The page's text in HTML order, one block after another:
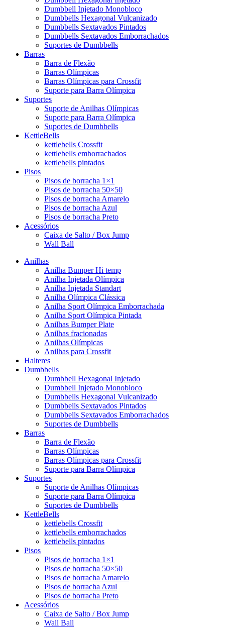
Dumbbell Injetado Monobloco
Dumbbells Hexagonal Vulcanizado
Dumbbells Sextavados Pintados
Dumbbells Sextavados Emborrachados
Suportes de Dumbbells
Barras
Barra de Flexão
Barras Olímpicas
Barras Olímpicas para Crossfit
Suporte para Barra Olímpica
Suportes
Suporte de Anilhas Olímpicas
Suporte para Barra Olímpica
Suportes de Dumbbells
KettleBells
kettlebells Crossfit
kettlebells emborrachados
kettlebells pintados
Pisos
Pisos de borracha 1×1
Pisos de borracha 50×50
Pisos de borracha Amarelo
Pisos de borracha Azul
Pisos de borracha Preto
Acessórios
Caixa de Salto / Box Jump
Wall Ball
Anilhas
Anilha Bumper Hi temp
Anilha Injetada Olímpica
Anilha Injetada Standart
Anilha Olímpica Clássica
Anilha Sport Olímpica Emborrachada
Anilha Sport Olímpica Pintada
Anilhas Bumper Plate
Anilhas fracionadas
Anilhas Olímpicas
Anilhas para Crossfit
Halteres
Dumbbells
Dumbbell Hexagonal Injetado
Dumbbell Injetado Monobloco
Dumbbells Hexagonal Vulcanizado
Dumbbells Sextavados Pintados
Dumbbells Sextavados Emborrachados
Suportes de Dumbbells
Barras
Barra de Flexão
Barras Olímpicas
Barras Olímpicas para Crossfit
Suporte para Barra Olímpica
Suportes
Suporte de Anilhas Olímpicas
Suporte para Barra Olímpica
Suportes de Dumbbells
KettleBells
kettlebells Crossfit
kettlebells emborrachados
kettlebells pintados
Pisos
Pisos de borracha 1×1
Pisos de borracha 50×50
Pisos de borracha Amarelo
Pisos de borracha Azul
Pisos de borracha Preto
Acessórios
Caixa de Salto / Box Jump
Wall Ball